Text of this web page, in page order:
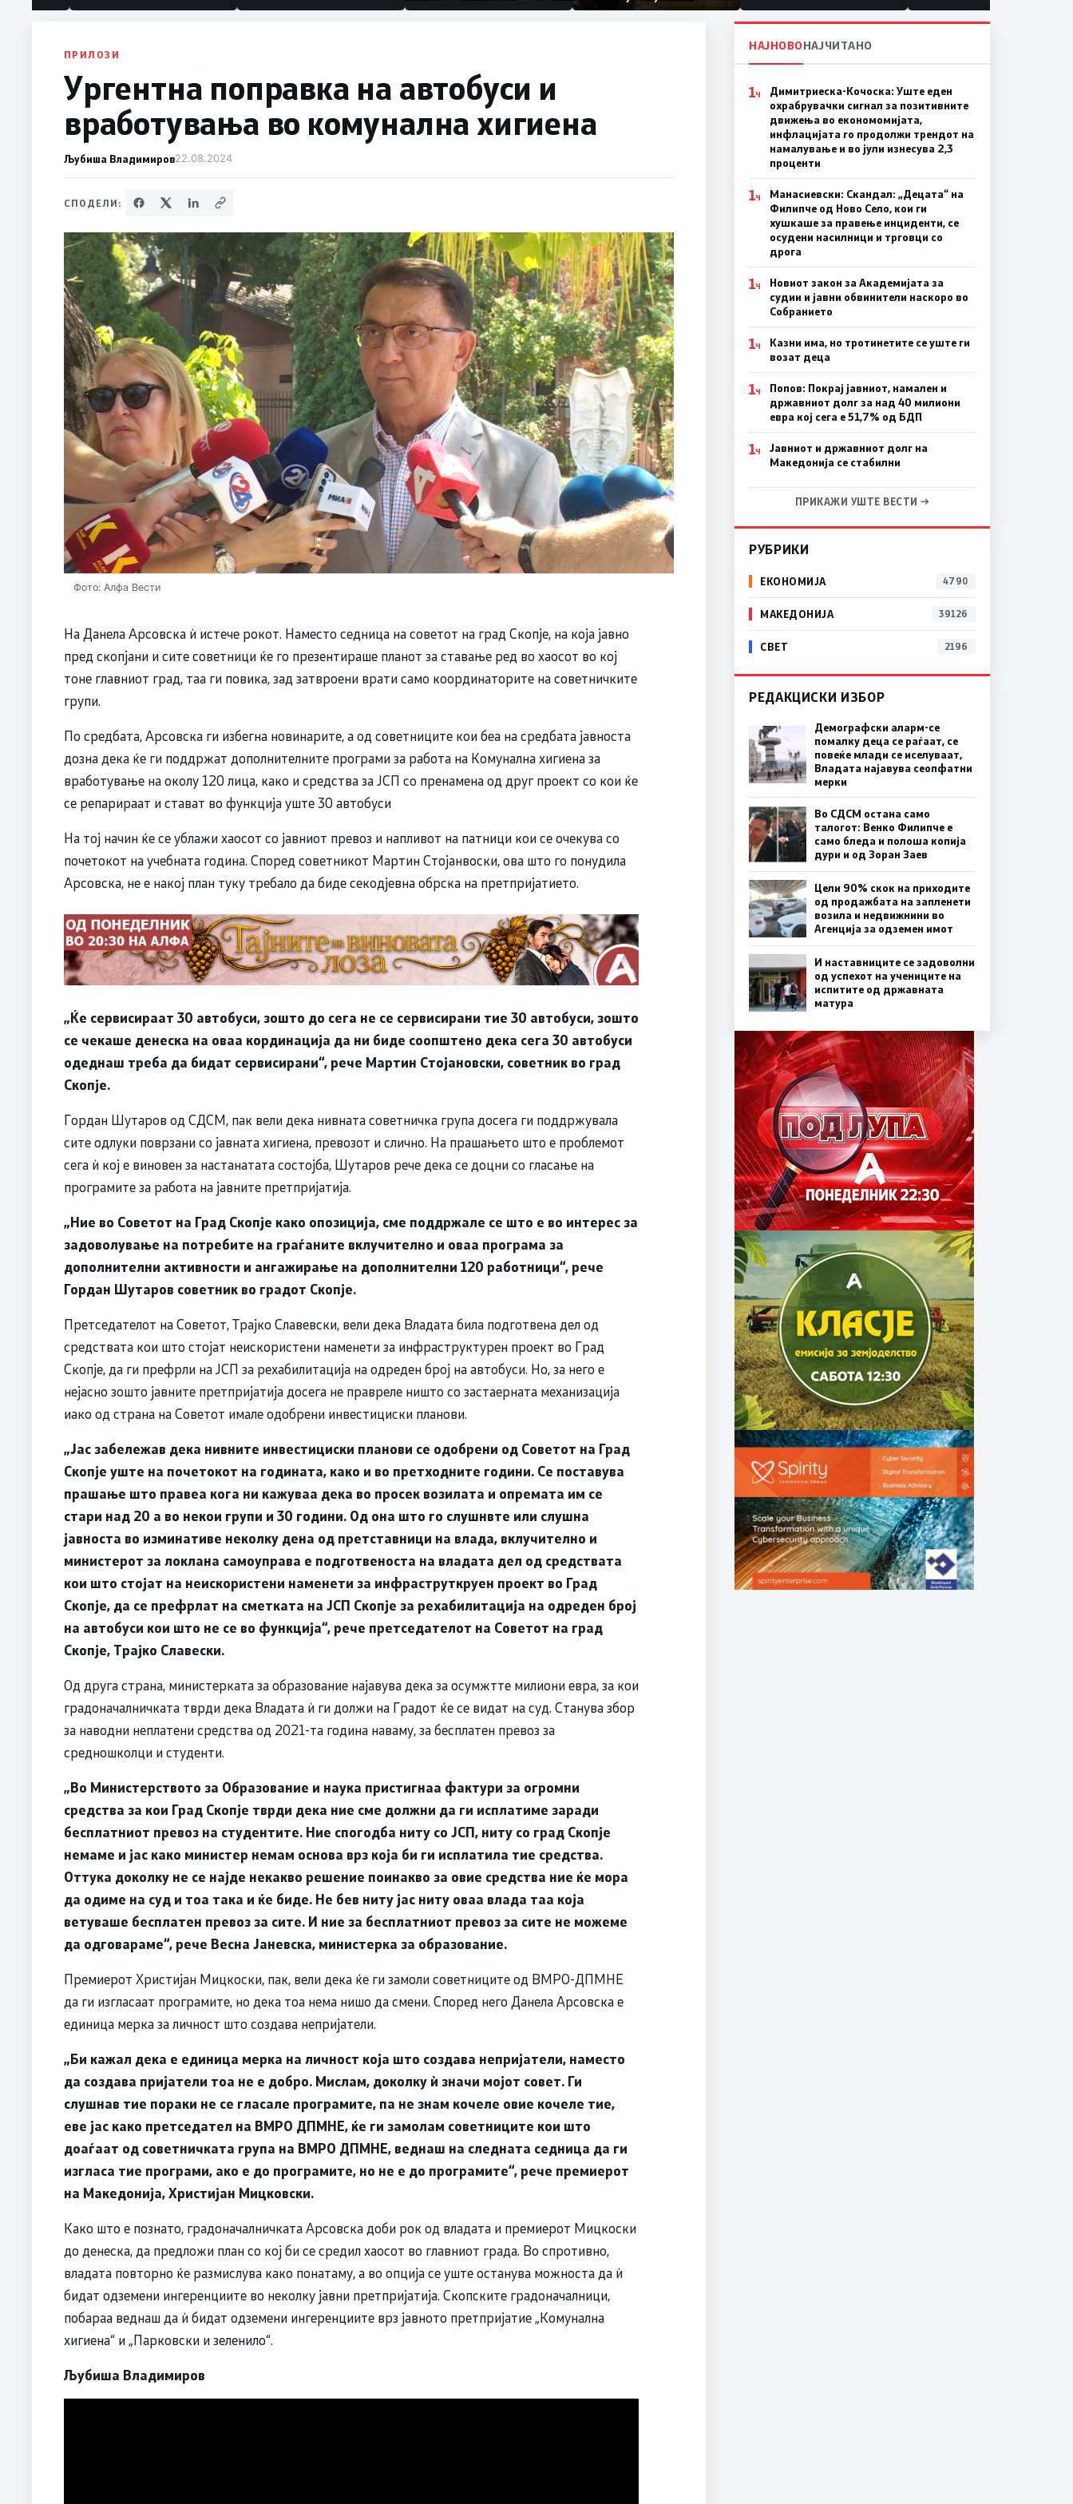
половина тунел во слепа
првачиња помалку
ПРИЛОЗИ
Ургентна поправка на автобуси и
вработувања во комунална хигиена
Љубиша Владимиров22.08.2024
СПОДЕЛИ:
Фото: Алфа Вести
На Данела Арсовска ѝ истече рокот. Наместо седница на советот на град Скопје, на која јавно
пред скопјани и сите советници ќе го презентираше планот за ставање ред во хаосот во кој
тоне главниот град, таа ги повика, зад затвроени врати само координаторите на советничките
групи.
По средбата, Арсовска ги избегна новинарите, а од советниците кои беа на средбата јавноста
дозна дека ќе ги поддржат дополнителните програми за работа на Комунална хигиена за
вработување на околу 120 лица, како и средства за ЈСП со пренамена од друг проект со кои ќе
се репарираат и стават во функција уште 30 автобуси
На тој начин ќе се ублажи хаосот со јавниот превоз и напливот на патници кои се очекува со
почетокот на учебната година. Според советникот Мартин Стојанвоски, ова што го понудила
Арсовска, не е накој план туку требало да биде секодјевна обрска на претпријатието.
„Ќе сервисираат 30 автобуси, зошто до сега не се сервисирани тие 30 автобуси, зошто
се чекаше денеска на оваа кординација да ни биде соопштено дека сега 30 автобуси
одеднаш треба да бидат сервисирани“, рече Мартин Стојановски, советник во град
Скопје.
Гордан Шутаров од СДСМ, пак вели дека нивната советничка група досега ги поддржувала
сите одлуки поврзани со јавната хигиена, превозот и слично. На прашањето што е проблемот
сега ѝ кој е виновен за настанатата состојба, Шутаров рече дека се доцни со гласање на
програмите за работа на јавните претпријатија.
„Ние во Советот на Град Скопје како опозиција, сме поддржале се што е во интерес за
задоволување на потребите на граѓаните вклучително и оваа програма за
дополнителни активности и ангажирање на дополнителни 120 работници“, рече
Гордан Шутаров советник во градот Скопје.
Претседателот на Советот, Трајко Славевски, вели дека Владата била подготвена дел од
средствата кои што стојат неискористени наменети за инфраструктурен проект во Град
Скопје, да ги префрли на ЈСП за рехабилитација на одреден број на автобуси. Но, за него е
нејасно зошто јавните претпријатија досега не правреле ништо со застаерната механизација
иако од страна на Советот имале одобрени инвестициски планови.
„Јас забележав дека нивните инвестициски планови се одобрени од Советот на Град
Скопје уште на почетокот на годината, како и во претходните години. Се поставува
прашање што правеа кога ни кажуваа дека во просек возилата и опремата им се
стари над 20 а во некои групи и 30 години. Од она што го слушнвте или слушна
јавноста во изминативе неколку дена од претставници на влада, вклучително и
министерот за локлана самоуправа е подготвеноста на владата дел од средствата
кои што стојат на неискористени наменети за инфраструткруен проект во Град
Скопје, да се префрлат на сметката на ЈСП Скопје за рехабилитација на одреден број
на автобуси кои што не се во функција“, рече претседателот на Советот на град
Скопје, Трајко Славески.
Од друга страна, министерката за образование најавува дека за осумжтте милиони евра, за кои
градоначалничката тврди дека Владата ѝ ги должи на Градот ќе се видат на суд. Станува збор
за наводни неплатени средства од 2021-та година наваму, за бесплатен превоз за
средношколци и студенти.
„Во Министерството за Образование и наука пристигнаа фактури за огромни
средства за кои Град Скопје тврди дека ние сме должни да ги исплатиме заради
бесплатниот превоз на студентите. Ние спогодба ниту со ЈСП, ниту со град Скопје
немаме и јас како министер немам основа врз која би ги исплатила тие средства.
Оттука доколку не се најде некакво решение поинакво за овие средства ние ќе мора
да одиме на суд и тоа така и ќе биде. Не бев ниту јас ниту оваа влада таа која
ветуваше бесплатен превоз за сите. И ние за бесплатниот превоз за сите не можеме
да одговараме“, рече Весна Јаневска, министерка за образование.
Премиерот Христијан Мицкоски, пак, вели дека ќе ги замоли советниците од ВМРО-ДПМНЕ
да ги изгласаат програмите, но дека тоа нема нишо да смени. Според него Данела Арсовска е
единица мерка за личност што создава непријатели.
„Би кажал дека е единица мерка на личност која што создава непријатели, наместо
да создава пријатели тоа не е добро. Мислам, доколку ѝ значи мојот совет. Ги
слушнав тие пораки не се гласале програмите, па не знам кочеле овие кочеле тие,
еве јас како претседател на ВМРО ДПМНЕ, ќе ги замолам советниците кои што
доаѓаат од советничката група на ВМРО ДПМНЕ, веднаш на следната седница да ги
изгласа тие програми, ако е до програмите, но не е до програмите“, рече премиерот
на Македонија, Христијан Мицковски.
Како што е познато, градоначалничката Арсовска доби рок од владата и премиерот Мицкоски
до денеска, да предложи план со кој би се средил хаосот во главниот града. Во спротивно,
владата повторно ќе размислува како понатаму, а во опција се уште останува можноста да ѝ
бидат одземени ингеренциите во неколку јавни претпријатија. Скопските градоначалници,
побараа веднаш да ѝ бидат одземени ингеренциите врз јавното претпријатие „Комунална
хигиена“ и „Парковски и зеленило“.
Љубиша Владимиров
НАЈНОВОНАЈЧИТАНО
1Ч
Димитриеска-Кочоска: Уште еден
охрабрувачки сигнал за позитивните
движења во економомијата,
инфлацијата го продолжи трендот на
намалување и во јули изнесува 2,3
проценти
1Ч
Манасиевски: Скандал: „Децата“ на
Филипче од Ново Село, кои ги
хушкаше за правење инциденти, се
осудени насилници и трговци со
дрога
1Ч
Новиот закон за Академијата за
судии и јавни обвинители наскоро во
Собранието
1Ч
Казни има, но тротинетите се уште ги
возат деца
1Ч
Попов: Покрај јавниот, намален и
државниот долг за над 40 милиони
евра кој сега е 51,7% од БДП
1Ч
Јавниот и државниот долг на
Македонија се стабилни
ПРИКАЖИ УШТЕ ВЕСТИ →
РУБРИКИ
ЕКОНОМИЈА 4790
МАКЕДОНИЈА 39126
СВЕТ 2196
РЕДАКЦИСКИ ИЗБОР
Демографски аларм-се
помалку деца се раѓаат, се
повеќе млади се иселуваат,
Владата најавува сеопфатни
мерки
Во СДСМ остана само
талогот: Венко Филипче е
само бледа и полоша копија
дури и од Зоран Заев
Цели 90% скок на приходите
од продажбата на запленети
возила и недвижнини во
Агенција за одземен имот
И наставниците се задоволни
од успехот на учениците на
испитите од државната
матура